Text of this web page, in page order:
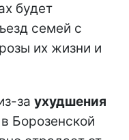
будет
семей с
их жизни и
за ухудшения
в Борозенской